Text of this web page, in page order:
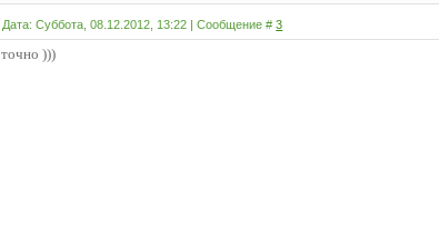
Дата: Суббота, 08.12.2012, 13:22 | Сообщение #3
точно )))